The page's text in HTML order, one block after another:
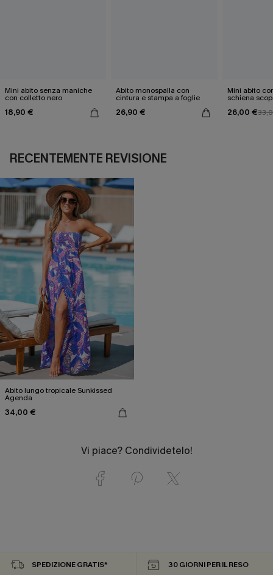
Mini abito senza maniche
con colletto nero
18,90 €
Abito monospalla con
cintura e stampa a foglie
26,90 €
Mini abito
schiena
26,00 €
RECENTEMENTE REVISIONE
Abito lungo tropicale Sunkissed
Agenda
34,00 €
Vi piace? Condividetelo!
SPEDIZIONE GRATIS* 30 GIORNI PER IL RESO